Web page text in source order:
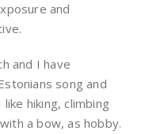
and
and I have
song and
hiking, climbing
a bow, as hobby.